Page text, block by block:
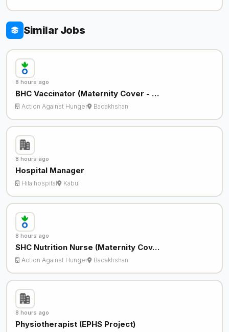
Similar Jobs
8 hours ago
BHC Vaccinator (Maternity Cover - …
Action Against Hunger Badakhshan
8 hours ago
Hospital Manager
Hila hospital Kabul
8 hours ago
SHC Nutrition Nurse (Maternity Cov…
Action Against Hunger Badakhshan
8 hours ago
Physiotherapist (EPHS Project)